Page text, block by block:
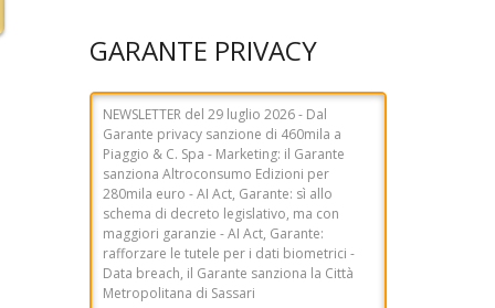
GARANTE PRIVACY
NEWSLETTER del 29 luglio 2026 - Dal
Garante privacy sanzione di 460mila a
Piaggio & C. Spa - Marketing: il Garante
sanziona Altroconsumo Edizioni per
280mila euro - AI Act, Garante: sì allo
schema di decreto legislativo, ma con
maggiori garanzie - AI Act, Garante:
rafforzare le tutele per i dati biometrici -
Data breach, il Garante sanziona la Città
Metropolitana di Sassari